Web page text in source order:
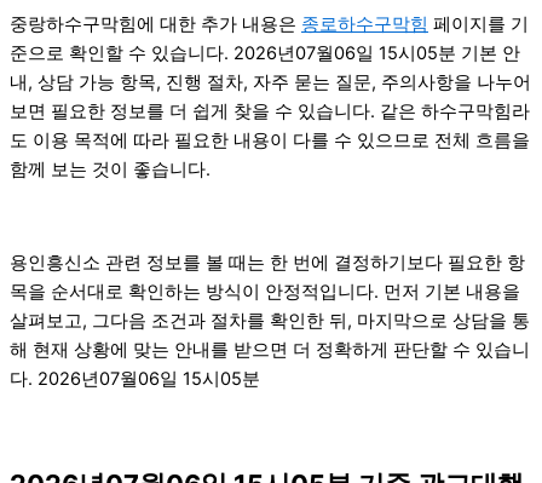
중랑하수구막힘에 대한 추가 내용은 종로하수구막힘 페이지를 기
준으로 확인할 수 있습니다. 2026년07월06일 15시05분 기본 안
내, 상담 가능 항목, 진행 절차, 자주 묻는 질문, 주의사항을 나누어
보면 필요한 정보를 더 쉽게 찾을 수 있습니다. 같은 하수구막힘라
도 이용 목적에 따라 필요한 내용이 다를 수 있으므로 전체 흐름을
함께 보는 것이 좋습니다.
용인흥신소 관련 정보를 볼 때는 한 번에 결정하기보다 필요한 항
목을 순서대로 확인하는 방식이 안정적입니다. 먼저 기본 내용을
살펴보고, 그다음 조건과 절차를 확인한 뒤, 마지막으로 상담을 통
해 현재 상황에 맞는 안내를 받으면 더 정확하게 판단할 수 있습니
다. 2026년07월06일 15시05분